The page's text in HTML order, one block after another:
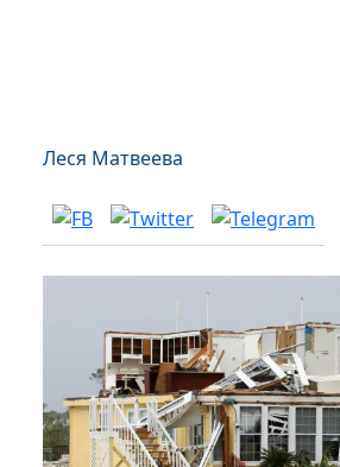
Леся Матвеева